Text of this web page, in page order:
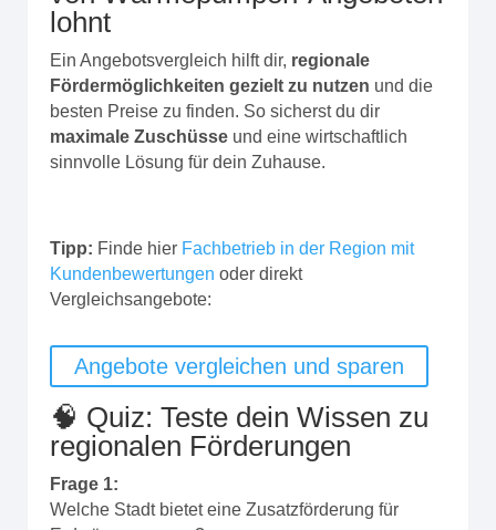
lohnt
Ein Angebotsvergleich hilft dir, regionale
Fördermöglichkeiten gezielt zu nutzen und die
besten Preise zu finden. So sicherst du dir
maximale Zuschüsse und eine wirtschaftlich
sinnvolle Lösung für dein Zuhause.
Tipp: Finde hier Fachbetrieb in der Region mit
Kundenbewertungen oder direkt
Vergleichsangebote:
Angebote vergleichen und sparen
🧠 Quiz: Teste dein Wissen zu
regionalen Förderungen
Frage 1:
Welche Stadt bietet eine Zusatzförderung für